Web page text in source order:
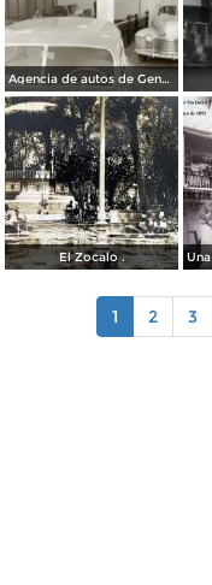
Agencia de autos de General Motors
El Zocalo .
1 2 3